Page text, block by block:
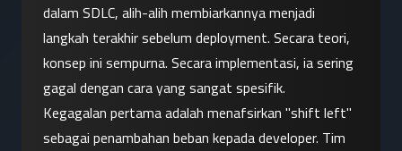
dalam SDLC, alih-alih membiarkannya menjadi
langkah terakhir sebelum deployment. Secara teori,
konsep ini sempurna. Secara implementasi, ia sering
gagal dengan cara yang sangat spesifik.
Kegagalan pertama adalah menafsirkan "shift left"
sebagai penambahan beban kepada developer. Tim